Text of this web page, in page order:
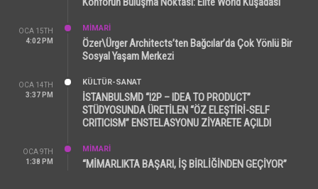
OCA 15TH
4:02 PM
MİMARİ
Özer\Ürger Architects’ten Bağcılar’da Çok Yönlü Bir
Sosyal Yaşam Merkezi
OCA 14TH
3:37 PM
KÜLTÜR-SANAT
İSTANBULSMD “I2P – IDEA TO PRODUCT”
STÜDYOSUNDA ÜRETİLEN “ÖZ ELEŞTİRİ-SELF
CRITICISM” ENSTELASYONU ZİYARETE AÇILDI
OCA 9TH
1:38 PM
MİMARİ
“MİMARLIKTA BAŞARI, İŞ BİRLİĞİNDEN GEÇİYOR”